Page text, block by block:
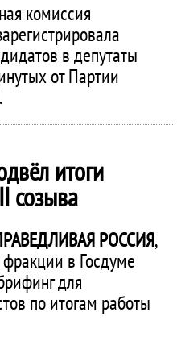
комиссия
в депутаты
от Партии
.
итоги
созыва
РОССИЯ,
в Госдуме
для
по итогам работы